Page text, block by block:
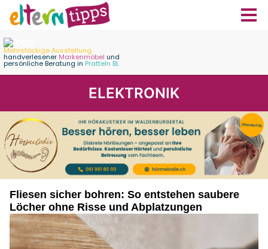
ELEKTRONIK
Fliesen sicher bohren: So entstehen saubere
Löcher ohne Risse und Abplatzungen